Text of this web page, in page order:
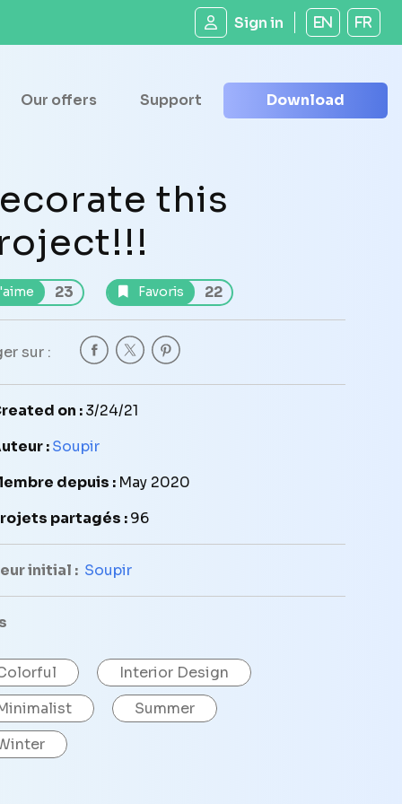
Sign in EN FR
Our offers Support Download
this
23 Favoris 22
sur :
on :3/24/21
:Soupir
depuis : May 2020
partagés :96
initial : Soupir
Interior Design
Summer